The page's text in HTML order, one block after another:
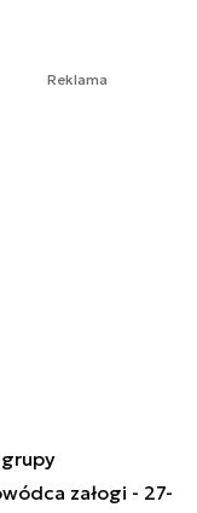
Reklama
załogi - 27-